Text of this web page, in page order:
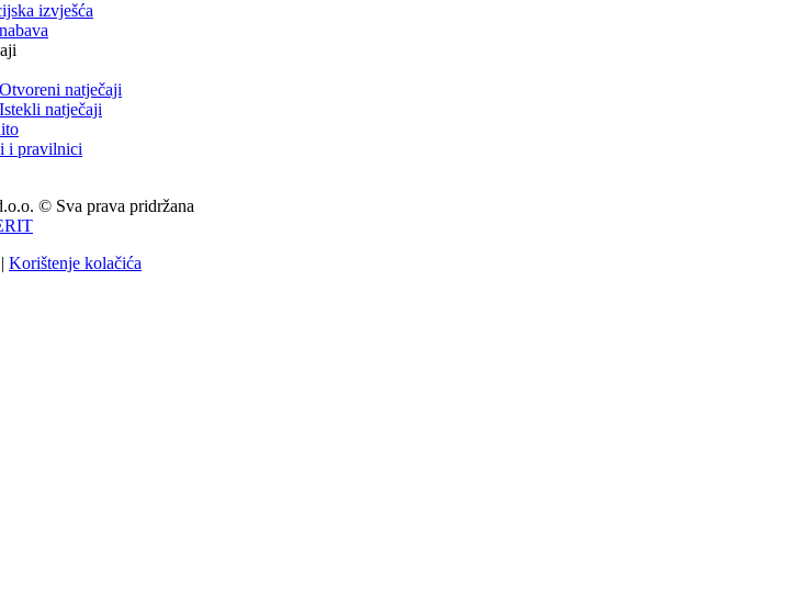
izvješća
Otvoreni natječaji
Istekli natječaji
i pravilnici
© Sva prava pridržana
| Korištenje kolačića